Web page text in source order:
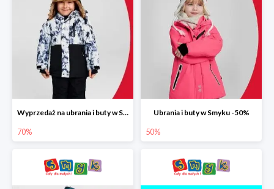
Wyprzedaż na ubrania i buty w Smyku do -70%
70%
Ubrania i buty w Smyku -50%
50%